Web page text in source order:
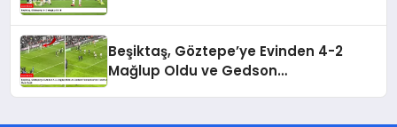
Beşiktaş, Göztepe’ye Evinden 4-2
Mağlup Oldu ve Gedson